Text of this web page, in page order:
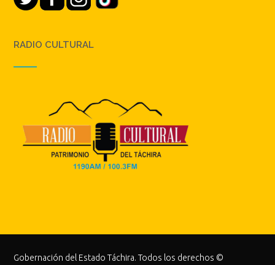
RADIO CULTURAL
Gobernación del Estado Táchira. Todos los derechos ©